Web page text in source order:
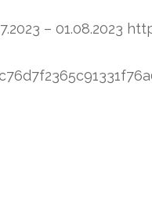
– 01.08.2023